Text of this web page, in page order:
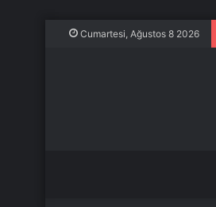
Cumartesi, Ağustos 8 2026